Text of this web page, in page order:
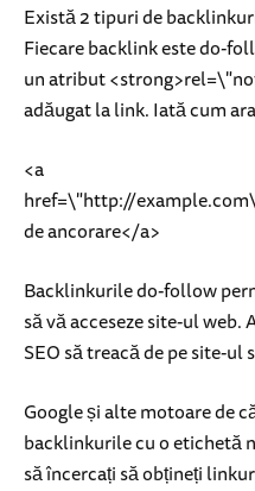
Există 2 tipuri de
Fiecare backlink este do-
un atribut
adăugat la link. Iată cum
<a
href=\"http://
de ancorare</a>
Backlinkurile do-follow
să vă acceseze site-ul
SEO să treacă de pe site-
Google și alte motoare de
backlinkurile cu o etichetă
să încercați să obțineți